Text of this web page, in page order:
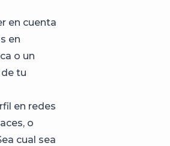
en cuenta
en
o un
tu
en redes
o
cual sea